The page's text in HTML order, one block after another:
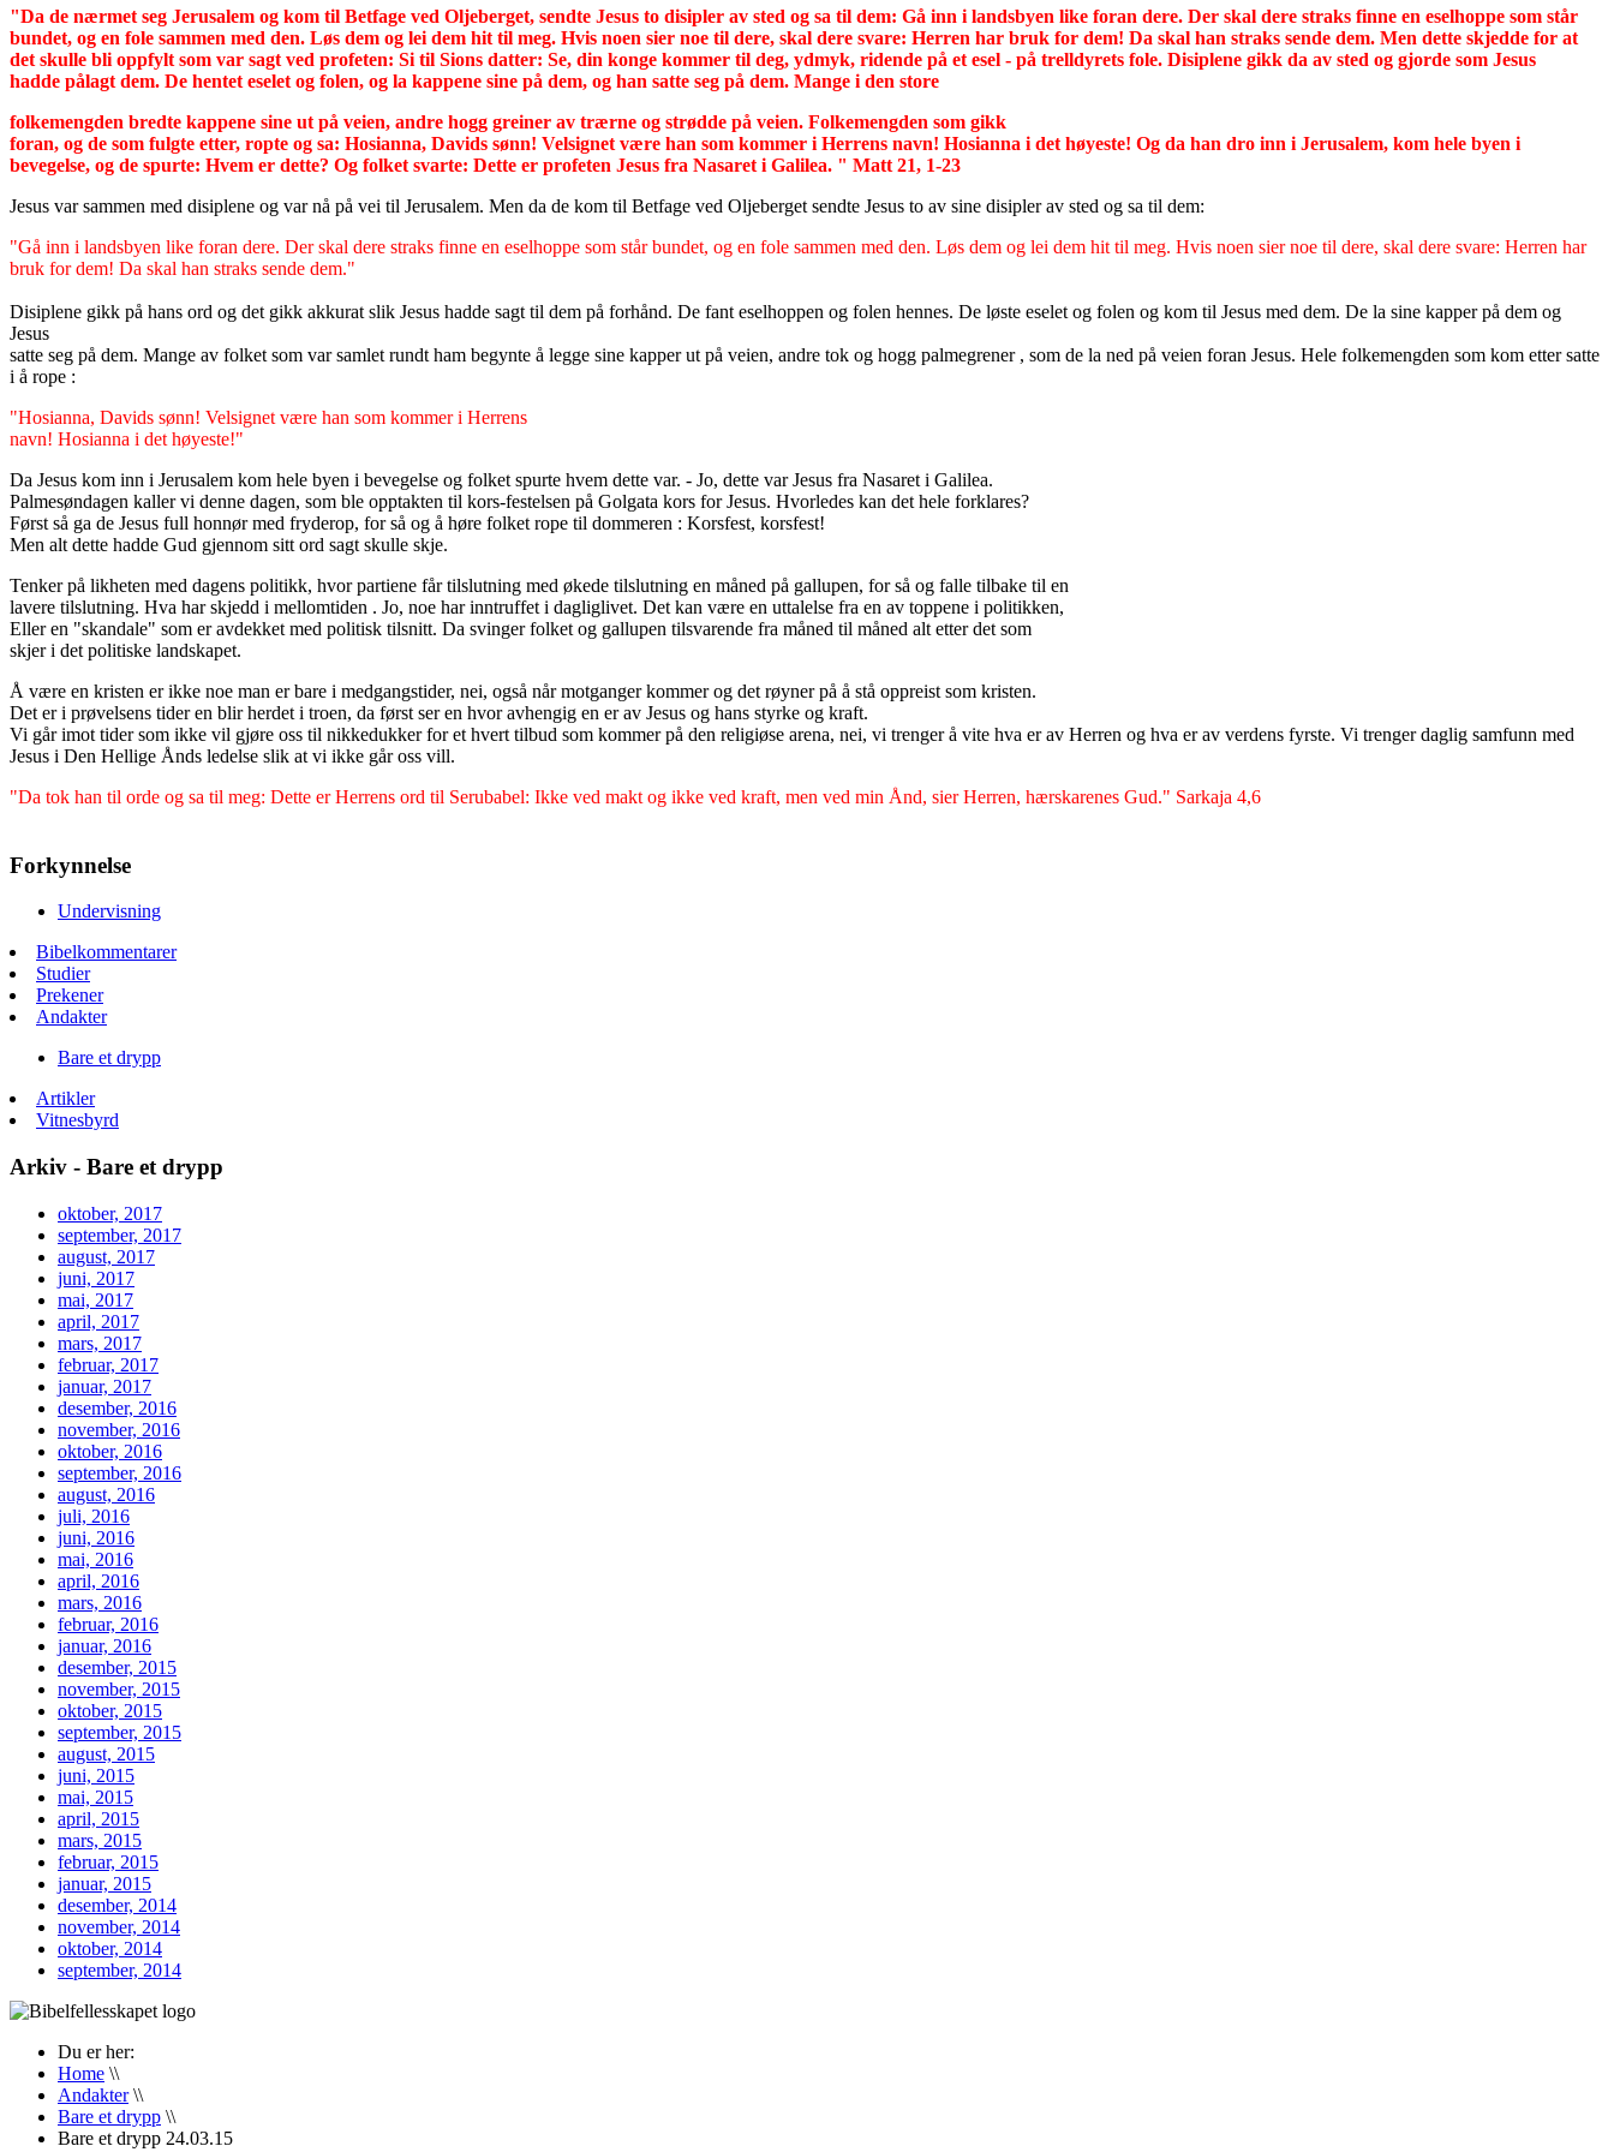
"Da de nærmet seg Jerusalem og kom til Betfage ved Oljeberget, sendte Jesus to disipler av sted og sa til dem: Gå inn i landsbyen like foran dere. Der skal dere straks finne en eselhoppe som står
bundet, og en fole sammen med den. Løs dem og lei dem hit til meg. Hvis noen sier noe til dere, skal dere svare: Herren har bruk for dem! Da skal han straks sende dem. Men dette skjedde for at
det skulle bli oppfylt som var sagt ved profeten: Si til Sions datter: Se, din konge kommer til deg, ydmyk, ridende på et esel - på trelldyrets fole. Disiplene gikk da av sted og gjorde som Jesus
hadde pålagt dem. De hentet eselet og folen, og la kappene sine på dem, og han satte seg på dem. Mange i den store
folkemengden bredte kappene sine ut på veien, andre hogg greiner av trærne og strødde på veien. Folkemengden som gikk
foran, og de som fulgte etter, ropte og sa: Hosianna, Davids sønn! Velsignet være han som kommer i Herrens navn! Hosianna i det høyeste! Og da han dro inn i Jerusalem, kom hele byen i
bevegelse, og de spurte: Hvem er dette? Og folket svarte: Dette er profeten Jesus fra Nasaret i Galilea. " Matt 21, 1-23
Jesus var sammen med disiplene og var nå på vei til Jerusalem. Men da de kom til Betfage ved Oljeberget sendte Jesus to av sine disipler av sted og sa til dem:
"Gå inn i landsbyen like foran dere. Der skal dere straks finne en eselhoppe som står bundet, og en fole sammen med den. Løs dem og lei dem hit til meg. Hvis noen sier noe til dere, skal dere svare: Herren har
bruk for dem! Da skal han straks sende dem."
Disiplene gikk på hans ord og det gikk akkurat slik Jesus hadde sagt til dem på forhånd. De fant eselhoppen og folen hennes. De løste eselet og folen og kom til Jesus med dem. De la sine kapper på dem og
Jesus
satte seg på dem. Mange av folket som var samlet rundt ham begynte å legge sine kapper ut på veien, andre tok og hogg palmegrener , som de la ned på veien foran Jesus. Hele folkemengden som kom etter satte
i å rope :
"Hosianna, Davids sønn! Velsignet være han som kommer i Herrens
navn! Hosianna i det høyeste!"
Da Jesus kom inn i Jerusalem kom hele byen i bevegelse og folket spurte hvem dette var. - Jo, dette var Jesus fra Nasaret i Galilea.
Palmesøndagen kaller vi denne dagen, som ble opptakten til kors-festelsen på Golgata kors for Jesus. Hvorledes kan det hele forklares?
Først så ga de Jesus full honnør med fryderop, for så og å høre folket rope til dommeren : Korsfest, korsfest!
Men alt dette hadde Gud gjennom sitt ord sagt skulle skje.
Tenker på likheten med dagens politikk, hvor partiene får tilslutning med økede tilslutning en måned på gallupen, for så og falle tilbake til en
lavere tilslutning. Hva har skjedd i mellomtiden . Jo, noe har inntruffet i dagliglivet. Det kan være en uttalelse fra en av toppene i politikken,
Eller en "skandale" som er avdekket med politisk tilsnitt. Da svinger folket og gallupen tilsvarende fra måned til måned alt etter det som
skjer i det politiske landskapet.
Å være en kristen er ikke noe man er bare i medgangstider, nei, også når motganger kommer og det røyner på å stå oppreist som kristen.
Det er i prøvelsens tider en blir herdet i troen, da først ser en hvor avhengig en er av Jesus og hans styrke og kraft.
Vi går imot tider som ikke vil gjøre oss til nikkedukker for et hvert tilbud som kommer på den religiøse arena, nei, vi trenger å vite hva er av Herren og hva er av verdens fyrste. Vi trenger daglig samfunn med
Jesus i Den Hellige Ånds ledelse slik at vi ikke går oss vill.
"Da tok han til orde og sa til meg: Dette er Herrens ord til Serubabel: Ikke ved makt og ikke ved kraft, men ved min Ånd, sier Herren, hærskarenes Gud." Sarkaja 4,6
Forkynnelse
Undervisning
Bibelkommentarer
Studier
Prekener
Andakter
Bare et drypp
Artikler
Vitnesbyrd
Arkiv - Bare et drypp
oktober, 2017
september, 2017
august, 2017
juni, 2017
mai, 2017
april, 2017
mars, 2017
februar, 2017
januar, 2017
desember, 2016
november, 2016
oktober, 2016
september, 2016
august, 2016
juli, 2016
juni, 2016
mai, 2016
april, 2016
mars, 2016
februar, 2016
januar, 2016
desember, 2015
november, 2015
oktober, 2015
september, 2015
august, 2015
juni, 2015
mai, 2015
april, 2015
mars, 2015
februar, 2015
januar, 2015
desember, 2014
november, 2014
oktober, 2014
september, 2014
Du er her:
Home \\
Andakter \\
Bare et drypp \\
Bare et drypp 24.03.15